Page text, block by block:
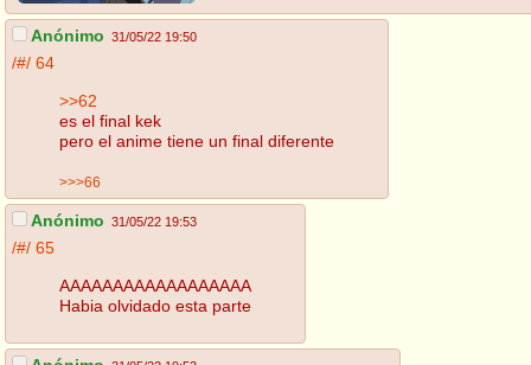
Anónimo 31/05/22 19:50
/#/ 64
>>62
es el final kek
pero el anime tiene un final diferente
>>>66
Anónimo 31/05/22 19:53
/#/ 65
AAAAAAAAAAAAAAAAAA
Habia olvidado esta parte